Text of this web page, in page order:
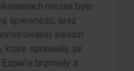
można było
śpiewność, oraz
swoich
które sprawiały, że
brzmiały z